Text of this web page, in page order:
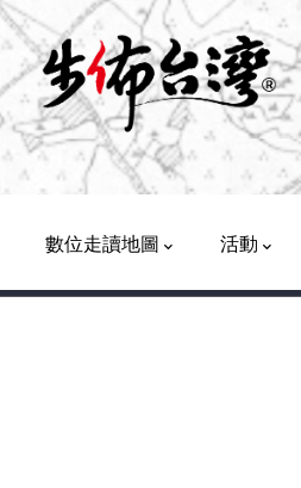
數位走讀地圖 活動